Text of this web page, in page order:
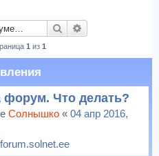
к
Поиск
1 из 1
форум. Что делать?
Солнышко « 04 апр 2016,
forum.solnet.ee